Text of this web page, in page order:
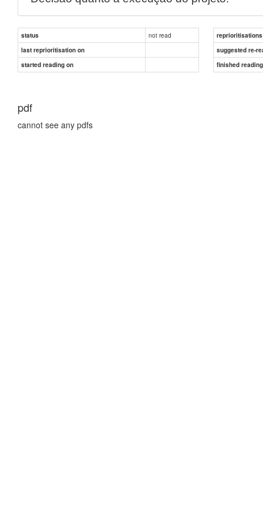
status not read
reprioritisations
last reprioritisation on
suggested re-
started reading on
finished
pdf
cannot see any pdfs